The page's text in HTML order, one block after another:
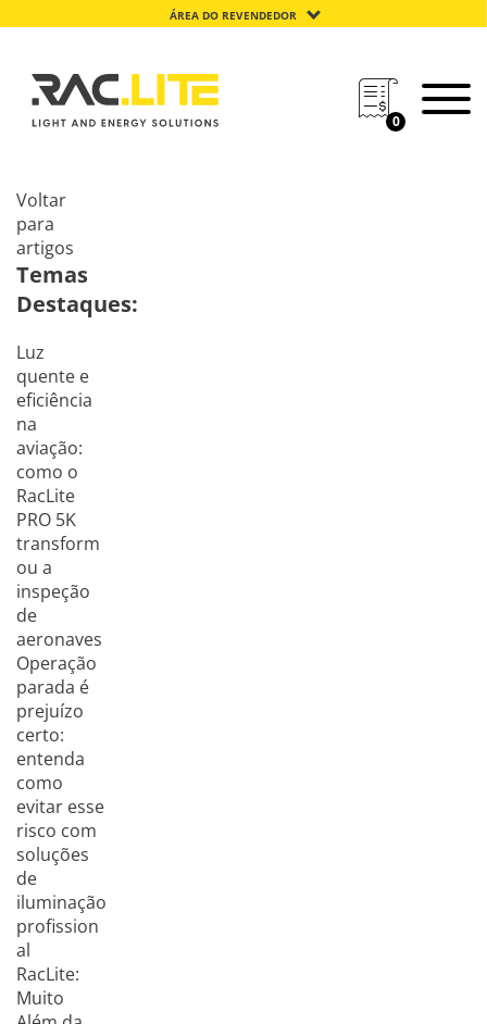
ÁREA DO REVENDEDOR
0
Voltar
para
artigos
Temas
Destaques:
Luz
quente e
eficiência
na
aviação:
como o
RacLite
PRO 5K
transform
ou a
inspeção
de
aeronaves
Operação
parada é
prejuízo
certo:
entenda
como
evitar esse
risco com
soluções
de
iluminação
profission
al
RacLite:
Muito